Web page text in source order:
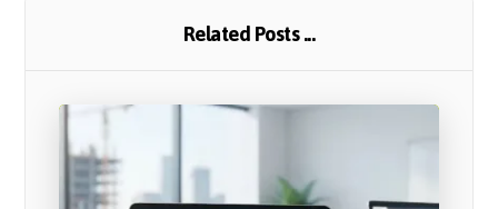
Related Posts ...